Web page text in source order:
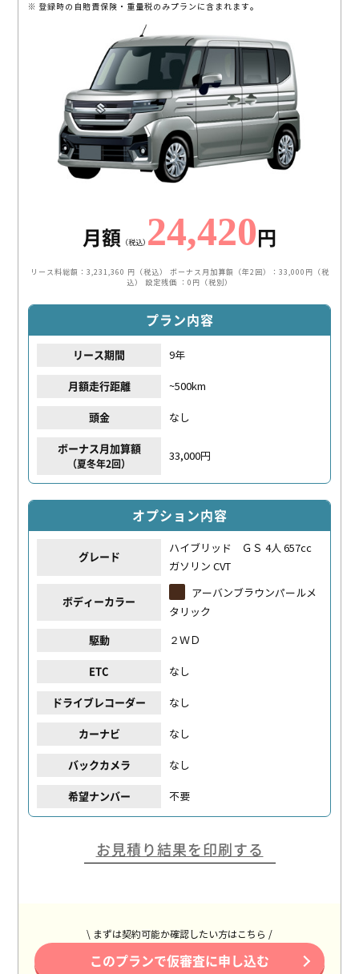
※ 登録時の自賠責保険・重量税のみプランに含まれます。
月額 （税込）24,420 円
リース料総額：3,231,360 円（税込）
ボーナス月加算額（年2回）：33,000円（税
込） 設定残価 ：0円（税別）
プラン内容
リース期間 9年
月額走行距離 ~500km
頭金 なし
ボーナス月加算額
（夏冬年2回）
33,000円
オプション内容
グレード
ハイブリッド ＧＳ 4人 657cc
ガソリン CVT
ボディーカラー
アーバンブラウンパールメ
タリック
駆動 ２ＷＤ
ETC なし
ドライブレコーダー なし
カーナビ なし
バックカメラ なし
希望ナンバー 不要
お見積り結果を印刷する
\ まずは契約可能か確認したい方はこちら /
このプランで仮審査に申し込む